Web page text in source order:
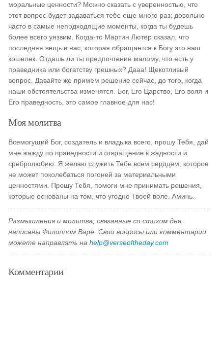
моральные ценности? Можно сказать с уверенностью, что
этот вопрос будет задаваться тебе еще много раз; довольно
часто в самые неподходящие моменты, когда ты будешь
более всего уязвим. Когда-то Мартин Лютер сказал, что
последняя вещь в нас, которая обращается к Богу это наш
кошелек. Отдашь ли ты предпочтение малому, что есть у
праведника или богатству грешных? Дааа! Щекотливый
вопрос. Давайте же примем решение сейчас, до того, когда
наши обстоятельства изменятся. Бог, Его Царство, Его воля и
Его праведность, это самое главное для нас!
Моя молитва
Всемогущий Бог, создатель и владыка всего, прошу Тебя, дай
мне жажду по праведности и отвращение к жадности и
сребролюбию. Я желаю служить Тебе всем сердцем, которое
не может поколебаться погоней за материальными
ценностями. Прошу Тебя, помоги мне принимать решения,
которые основаны на том, что угодно Твоей воле. Аминь.
Размышления и молитва, связанные со стихом дня,
написаны Филиппом Варе. Свои вопросы или комментарии
можете направлять наhelp@verseoftheday.com
Комментарии